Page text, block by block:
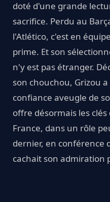
doté d'une grande
sacrifice. Perdu au
l'Atlético, c'est en
prime. Et son
n'y est pas étranger.
son chouchou, Grizou
confiance aveugle de
offre désormais les
France, dans un rôle
dernier, en conférence
cachait son admiration